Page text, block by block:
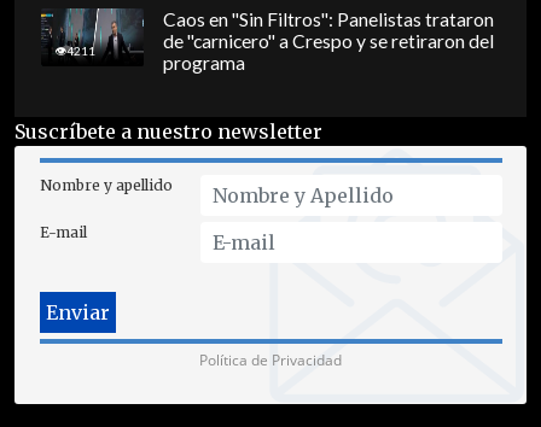
4211
Caos en "Sin Filtros": Panelistas trataron
de "carnicero" a Crespo y se retiraron del
programa
Suscríbete a nuestro newsletter
Nombre y apellido
E-mail
Política de Privacidad